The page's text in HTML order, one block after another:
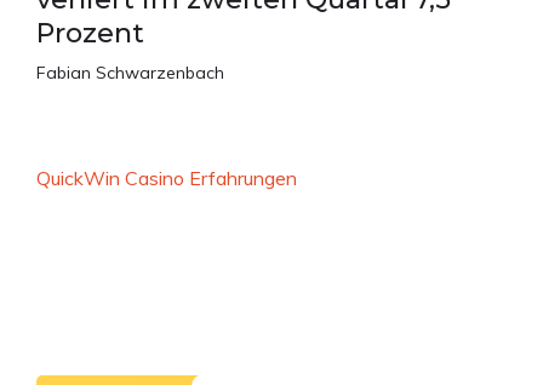
Prozent
Fabian Schwarzenbach
QuickWin Casino Erfahrungen